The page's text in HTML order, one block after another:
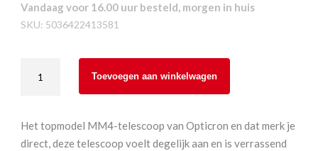
Vandaag voor 16.00 uur besteld, morgen in huis
SKU: 5036422413581
MM4
GA
ED
Toevoegen aan winkelwagen
Het topmodel MM4-telescoop van Opticron en dat merk je
direct, deze telescoop voelt degelijk aan en is verrassend